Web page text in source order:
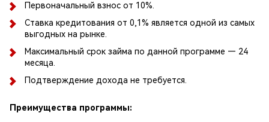
Первоначальный взнос от 10%.
Ставка кредитования от 0,1% является одной из самых
выгодных на рынке.
Максимальный срок займа по данной программе — 24
месяца.
Подтверждение дохода не требуется.
Преимущества программы: